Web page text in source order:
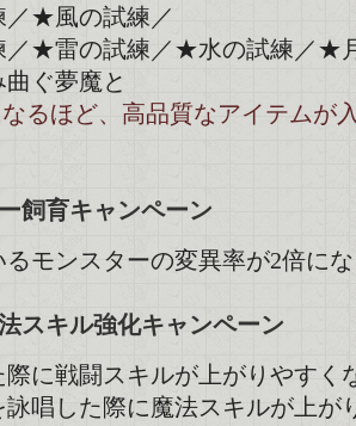
★風の試練／
／★雷の試練／★水の試練／★
ぐ夢魔と
るほど、高品質なアイテムが
飼育キャンペーン
るモンスターの変異率が2倍に
スキル強化キャンペーン
際に戦闘スキルが上がりやすく
詠唱した際に魔法スキルが上が